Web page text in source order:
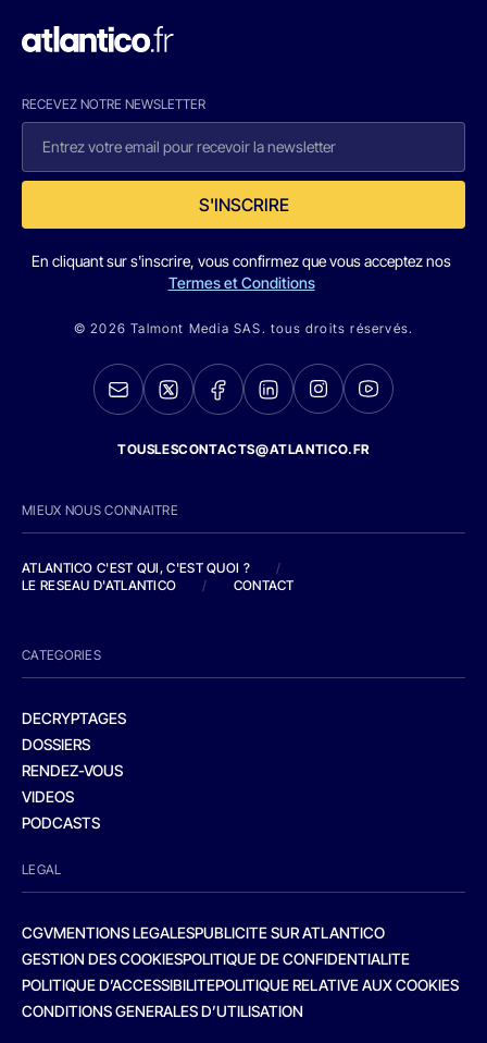
RECEVEZ NOTRE NEWSLETTER
S'INSCRIRE
En cliquant sur s'inscrire, vous confirmez que vous acceptez nos
Termes et Conditions
© 2026 Talmont Media SAS. tous droits réservés.
TOUSLESCONTACTS@ATLANTICO.FR
MIEUX NOUS CONNAITRE
ATLANTICO C'EST QUI, C'EST QUOI ?
/
LE RESEAU D'ATLANTICO
/ CONTACT
CATEGORIES
DECRYPTAGES
DOSSIERS
RENDEZ-VOUS
VIDEOS
PODCASTS
LEGAL
CGVMENTIONS LEGALESPUBLICITE SUR ATLANTICO
GESTION DES COOKIESPOLITIQUE DE CONFIDENTIALITE
POLITIQUE D’ACCESSIBILITEPOLITIQUE RELATIVE AUX COOKIES
CONDITIONS GENERALES D’UTILISATION